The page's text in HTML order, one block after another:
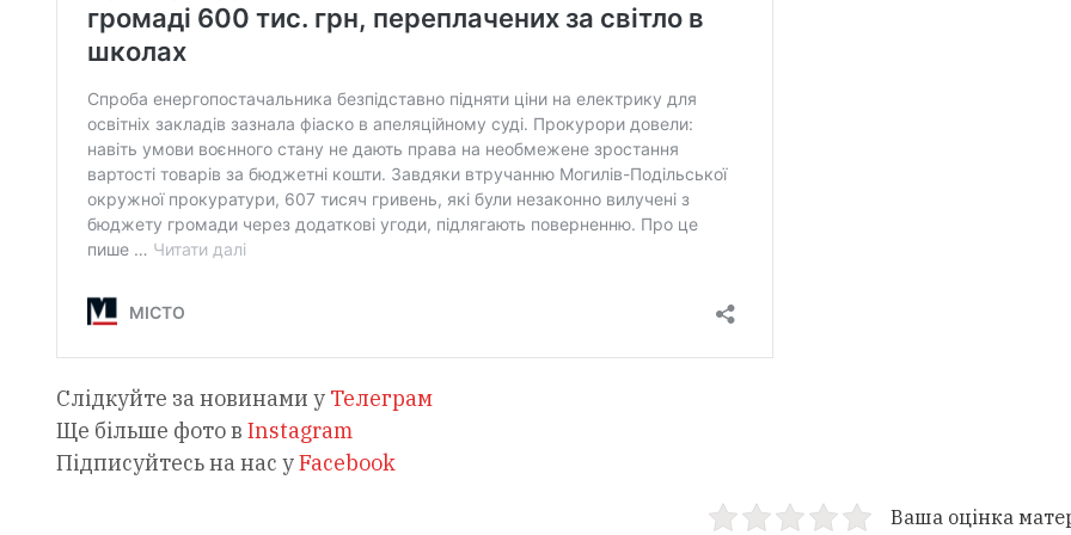
Слідкуйте за новинами у Телеграм
Ще більше фото в Instagram
Підписуйтесь на нас уFacebook
Ваша оцінка